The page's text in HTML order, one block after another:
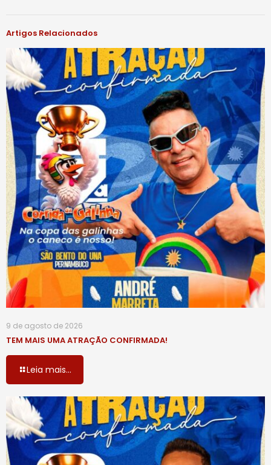
Artigos Relacionados
9 de agosto de 2026
TEM MAIS UMA ATRAÇÃO CONFIRMADA!
Leia mais...